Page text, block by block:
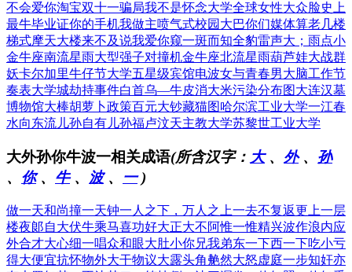
不会爱你淘宝双十一骗局我不是怀念大学全球女性大众脸史上
最牛毕业证你的手机我做主喷气式校园大巴你们媒体算老几楼
梯式摩天大楼来不及说我爱你窥一斑而知全豹雷声大；雨点小
金牛座南流星雨大型强子对撞机金牛座北流星雨葫芦娃大战群
妖卡尔加里牛仔节大学五星级宾馆电波女与青春男大脑工作节
奏表大学城劫持事件白首乌—牛皮消大米污染分布图大连汉墓
博物馆大棒胡萝卜政策百元大钞藏猫图哈尔滨工业大学一江春
水向东流 儿孙自有儿孙福卢汶天主教大学苏黎世工业大学
大外孙你牛波一相关成语(所含汉字： 大、 外、 孙
、 你、 牛、 波、 一)
做一天和尚撞一天钟一人之下，万人之上一去不复返更上一层
楼夜郞自大伏牛乘马喜功好大正大不阿惟一惟精兴波作浪内应
外合才大心细一唱众和眼大肚小你兄我弟东一下西一下吃小亏
得大便宜抗怀物外大干物议大露头角艴然大怒虚庭一步知奸亦